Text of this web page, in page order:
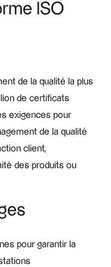
ISO
de la qualité la plus
de certificats
exigences pour
de la qualité
client,
des produits ou
pour garantir la